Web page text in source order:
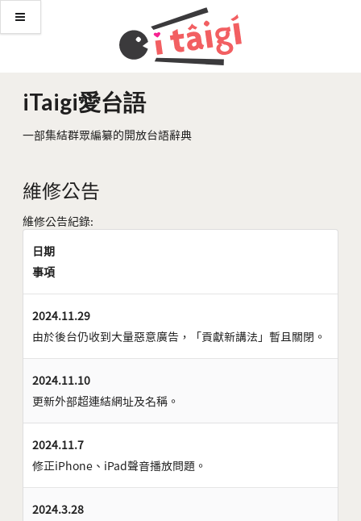
iTaigi愛台語
一部集結群眾編纂的開放台語辭典
維修公告
維修公告紀錄:
日期
事項
2024.11.29
由於後台仍收到大量惡意廣告，「貢獻新講法」暫且關閉。
2024.11.10
更新外部超連結網址及名稱。
2024.11.7
修正iPhone、iPad聲音播放問題。
2024.3.28